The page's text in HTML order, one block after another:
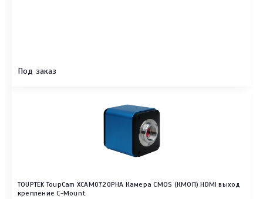
Под заказ
TOUPTEK ToupCam XCAM0720PHA Камера CMOS (КМОП) HDMI выход
крепление C-Mount